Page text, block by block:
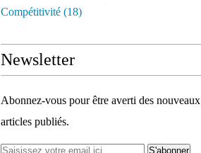
Compétitivité (18)
Newsletter
Abonnez-vous pour être averti des nouveaux
articles publiés.